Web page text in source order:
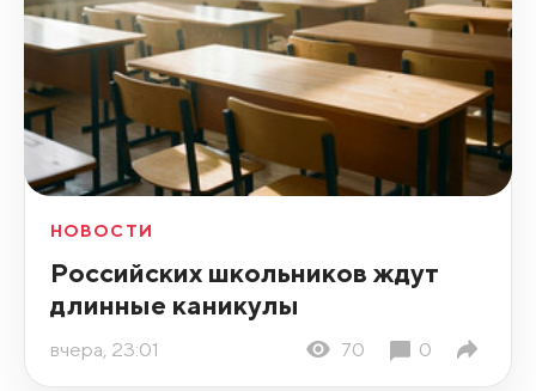
НОВОСТИ
Российских школьников ждут
длинные каникулы
вчера, 23:01 70 0